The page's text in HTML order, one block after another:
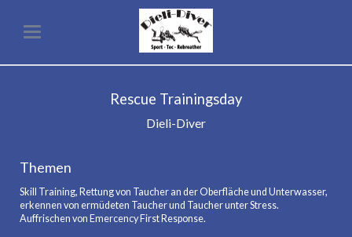
Rescue Trainingsday
Dieli-Diver
Themen
Skill Training, Rettung von Taucher an der Oberfläche und Unterwasser,
erkennen von ermüdeten Taucher und Taucher unter Stress.
Auffrischen von Emercency First Response.